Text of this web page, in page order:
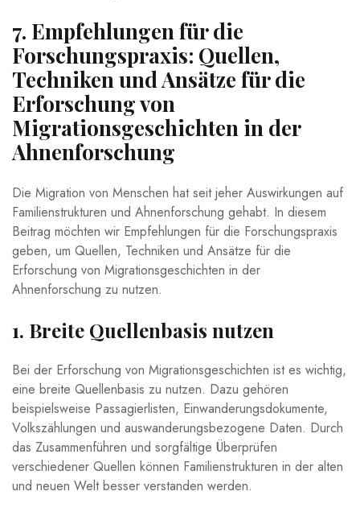
7. Empfehlungen für die
⁣Forschungspraxis: Quellen,
Techniken und Ansätze für die
Erforschung von
Migrationsgeschichten in der
Ahnenforschung
Die Migration von Menschen hat seit ‍jeher⁤ Auswirkungen auf
Familienstrukturen und Ahnenforschung gehabt.⁣ In diesem
Beitrag möchten wir Empfehlungen⁤ für die Forschungspraxis
geben, um Quellen, Techniken und Ansätze ⁤für‌ die
Erforschung von Migrationsgeschichten in der
Ahnenforschung zu nutzen.
1. Breite Quellenbasis nutzen
Bei der ‍Erforschung von Migrationsgeschichten ist ⁣es wichtig,​
eine ⁣breite Quellenbasis zu nutzen. ​Dazu⁢ gehören
beispielsweise Passagierlisten,⁣ Einwanderungsdokumente,
Volkszählungen ‌und auswanderungsbezogene Daten. Durch
das Zusammenführen und sorgfältige Überprüfen
verschiedener Quellen können⁣ Familienstrukturen in der alten
und neuen⁤ Welt ‌besser verstanden ‍werden.